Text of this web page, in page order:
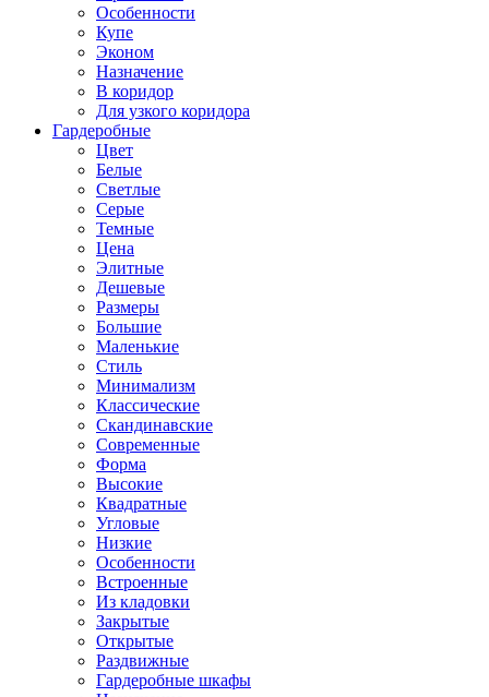
Особенности
Купе
Эконом
Назначение
В коридор
Для узкого коридора
Гардеробные
Цвет
Белые
Светлые
Серые
Темные
Цена
Элитные
Дешевые
Размеры
Большие
Маленькие
Стиль
Минимализм
Классические
Скандинавские
Современные
Форма
Высокие
Квадратные
Угловые
Низкие
Особенности
Встроенные
Из кладовки
Закрытые
Открытые
Раздвижные
Гардеробные шкафы